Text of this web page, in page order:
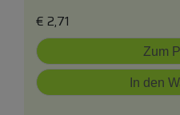
€ 2,71
Zum
In den